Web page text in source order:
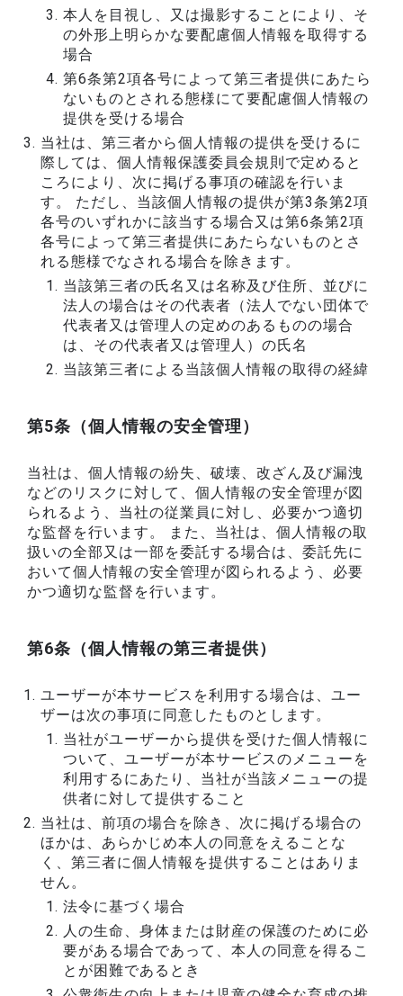
本人を目視し、又は撮影することにより、そ
の外形上明らかな要配慮個人情報を取得する
場合
第6条第2項各号によって第三者提供にあたら
ないものとされる態様にて要配慮個人情報の
提供を受ける場合
当社は、第三者から個人情報の提供を受けるに
際しては、個人情報保護委員会規則で定めると
ころにより、次に掲げる事項の確認を行いま
す。 ただし、当該個人情報の提供が第3条第2項
各号のいずれかに該当する場合又は第6条第2項
各号によって第三者提供にあたらないものとさ
れる態様でなされる場合を除きます。
当該第三者の氏名又は名称及び住所、並びに
法人の場合はその代表者（法人でない団体で
代表者又は管理人の定めのあるものの場合
は、その代表者又は管理人）の氏名
当該第三者による当該個人情報の取得の経緯
第5条（個人情報の安全管理）
当社は、個人情報の紛失、破壊、改ざん及び漏洩
などのリスクに対して、個人情報の安全管理が図
られるよう、当社の従業員に対し、必要かつ適切
な監督を行います。 また、当社は、個人情報の取
扱いの全部又は一部を委託する場合は、委託先に
おいて個人情報の安全管理が図られるよう、必要
かつ適切な監督を行います。
第6条（個人情報の第三者提供）
ユーザーが本サービスを利用する場合は、ユー
ザーは次の事項に同意したものとします。
当社がユーザーから提供を受けた個人情報に
ついて、ユーザーが本サービスのメニューを
利用するにあたり、当社が当該メニューの提
供者に対して提供すること
当社は、前項の場合を除き、次に掲げる場合の
ほかは、あらかじめ本人の同意をえることな
く、第三者に個人情報を提供することはありま
せん。
法令に基づく場合
人の生命、身体または財産の保護のために必
要がある場合であって、本人の同意を得るこ
とが困難であるとき